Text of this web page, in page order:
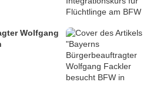
Wolfgang